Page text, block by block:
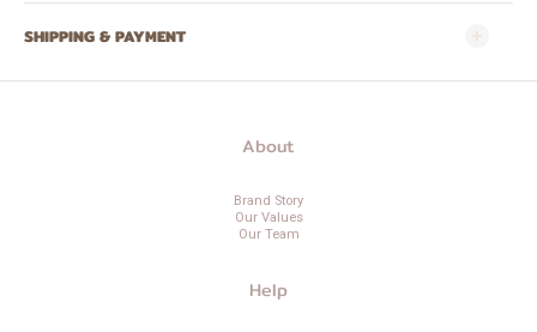
SHIPPING & PAYMENT
About
Brand Story
Our Values
Our Team
Help